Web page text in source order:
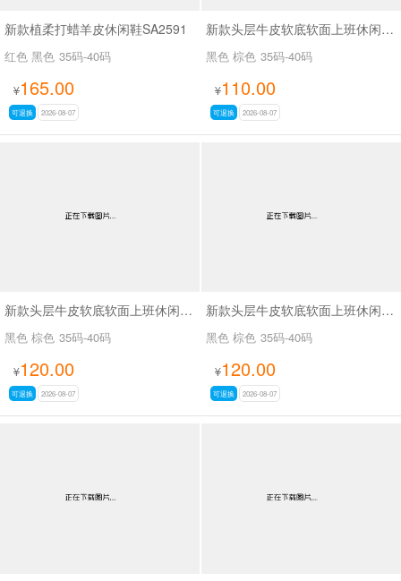
新款植柔打蜡羊皮休闲鞋SA2591
红色 黑色 35码-40码
¥165.00
可退换 2026-08-07
新款头层牛皮软底软面上班休闲百搭女鞋SA3089
黑色 棕色 35码-40码
¥110.00
可退换 2026-08-07
新款头层牛皮软底软面上班休闲百搭女鞋SA3075
黑色 棕色 35码-40码
¥120.00
可退换 2026-08-07
新款头层牛皮软底软面上班休闲百搭女鞋SA3076
黑色 棕色 35码-40码
¥120.00
可退换 2026-08-07